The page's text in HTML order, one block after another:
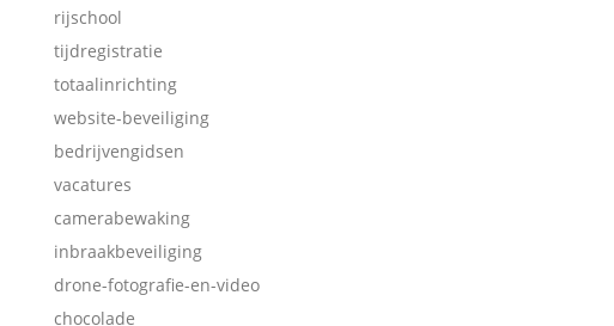
rijschool
tijdregistratie
totaalinrichting
website-beveiliging
bedrijvengidsen
vacatures
camerabewaking
inbraakbeveiliging
drone-fotografie-en-video
chocolade